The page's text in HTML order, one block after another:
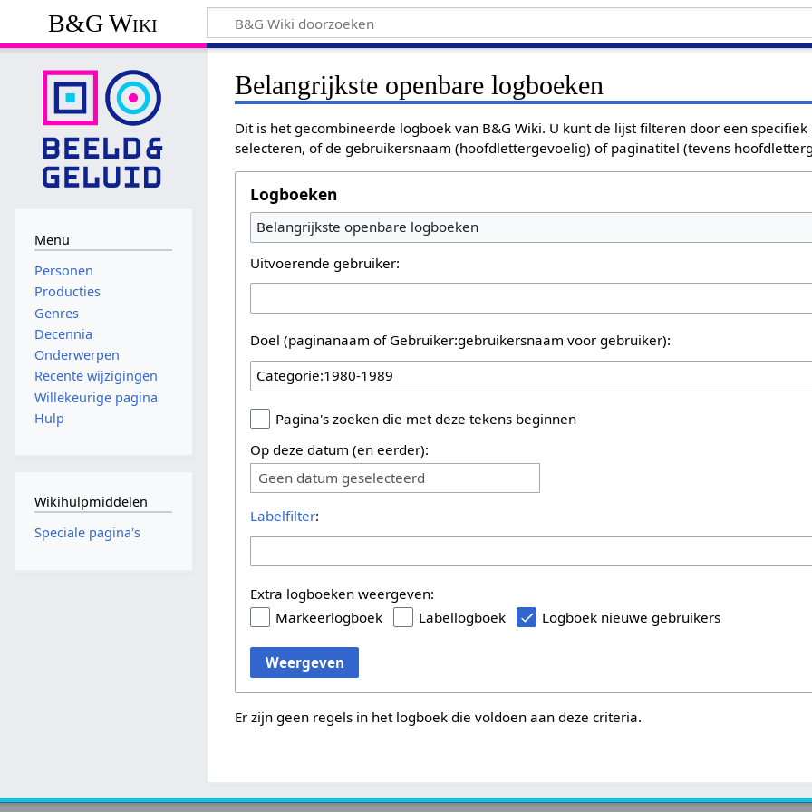
B&G Wiki
Belangrijkste openbare logboeken
Dit is het gecombineerde logboek van B&G Wiki. U kunt de lijst filteren door een
selecteren, of de gebruikersnaam (hoofdlettergevoelig) of paginatitel (tevens
Logboeken
Belangrijkste openbare logboeken
Uitvoerende gebruiker:
Doel (paginanaam of Gebruiker:gebruikersnaam voor gebruiker):
Pagina's zoeken die met deze tekens beginnen
Op deze datum (en eerder):
Geen datum geselecteerd
Labelfilter:
Extra logboeken weergeven:
Markeerlogboek
Labellogboek Logboek nieuwe gebruikers
Weergeven
Er zijn geen regels in het logboek die voldoen aan deze criteria.
Menu
Personen
Producties
Genres
Decennia
Onderwerpen
Recente wijzigingen
Willekeurige pagina
Hulp
Wikihulpmiddelen
Speciale pagina's